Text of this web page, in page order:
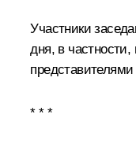
Участники
дня, в
представителями
* * *